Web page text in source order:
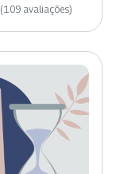
(109 avaliações)